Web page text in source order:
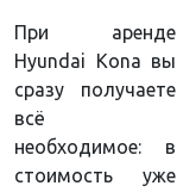
При аренде
Hyundai Kona вы
сразу получаете
всё
необходимое: в
стоимость уже